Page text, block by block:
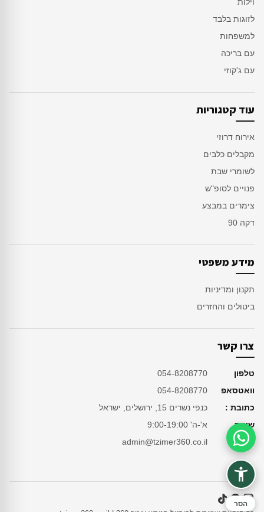
לזוגות בלבד
למשפחות
עם בריכה
עם ג'קוזי
עוד קטגוריות
אירוח דרוזי
מקבלים כלבים
לשומרי שבת
פנויים לסופ"ש
צימרים במבצע
דקה 90
מידע משפטי
תקנון ומדיניות
ביטולים והחזרים
צרו קשר
טלפון
054-8208770
וואטסאפ
054-8208770
כתובת :
כנפי נשרים 15, ירושלים, ישראל
שעות
א'-ה' 9:00-19:00
מייל
admin@tzimer360.co.ilסיוע בהזמנה
הסר